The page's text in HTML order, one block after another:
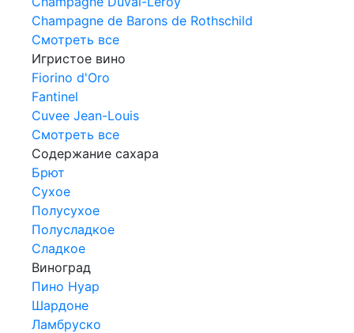
Champagne de Barons de Rothschild
Смотреть все
Игристое вино
Fiorino d'Oro
Fantinel
Cuvee Jean-Louis
Смотреть все
Содержание сахара
Брют
Сухое
Полусухое
Полусладкое
Сладкое
Виноград
Пино Нуар
Шардоне
Ламбруско